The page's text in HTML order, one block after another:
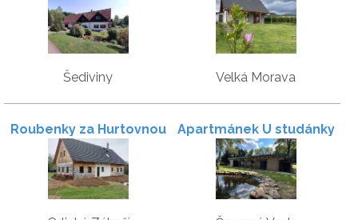
Šediviny Velká Morava
Roubenky za Hurtovnou Apartmánek U studánky